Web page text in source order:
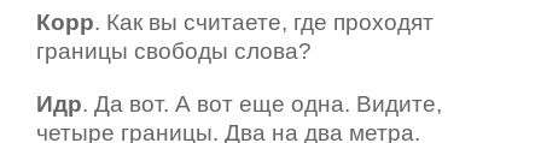
Корр. Как вы считаете, где проходят
границы свободы слова?
Идр. Да вот. А вот еще одна. Видите,
четыре границы. Два на два метра.